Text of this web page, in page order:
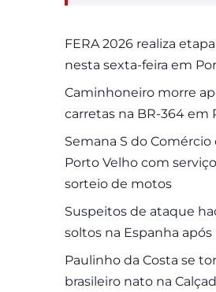
FERA 2026 realiza
nesta sexta-feira em
Caminhoneiro morre
carretas na BR-364 em
Semana S do
Porto Velho com
sorteio de motos
Suspeitos de ataque
soltos na Espanha após
Paulinho da Costa se
brasileiro nato na